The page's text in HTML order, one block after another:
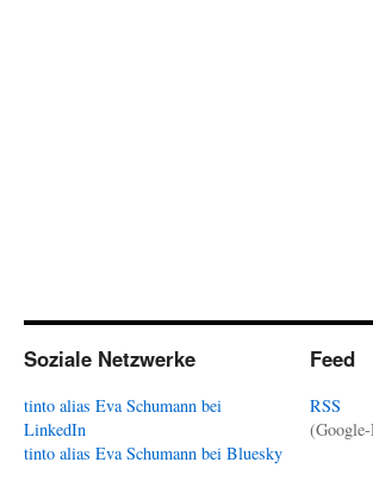
Soziale Netzwerke
tinto alias Eva Schumann bei
LinkedIn
tinto alias Eva Schumann bei Bluesky
Feed
RSS